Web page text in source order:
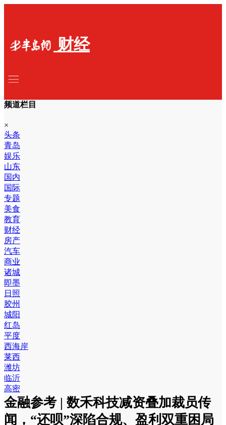
财经
频道栏目
×
头条
青岛
娱乐
山东
国内
国际
专题
美食
教育
财经
房产
汽车
商业
诸城
即墨
日照
胶州
城阳
红岛
平度
西海岸
莱西
潍坊
临沂
高密
金融参考 | 数禾科技减资叠加裁员传
闻，“还呗”深陷合规、盈利双重困局